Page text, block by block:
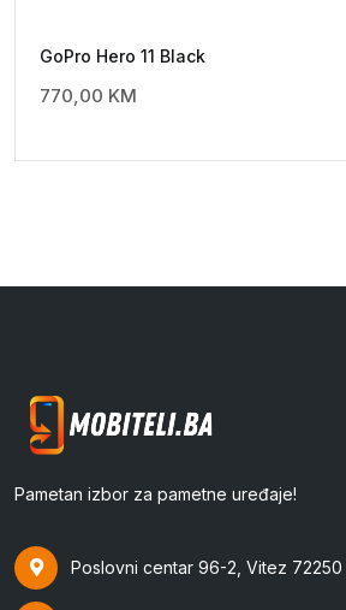
GoPro Hero 11 Black
770,00 KM
Pametan izbor za pametne uređaje!
Poslovni centar 96-2, Vitez 72250